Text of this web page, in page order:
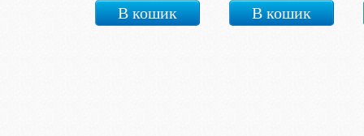
В кошик В кошик